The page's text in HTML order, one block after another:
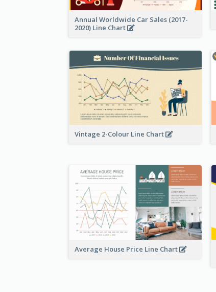
Annual Worldwide Car Sales (2017-
2020) Line Chart
Vintage 2-Colour Line Chart
Average House Price Line Chart